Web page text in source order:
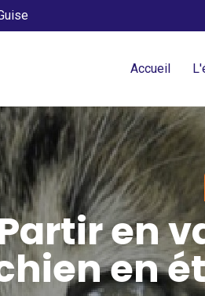
Accueil
en
en